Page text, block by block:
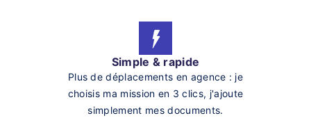
Simple & rapide
Plus de déplacements en agence : je
choisis ma mission en 3 clics, j'ajoute
simplement mes documents.